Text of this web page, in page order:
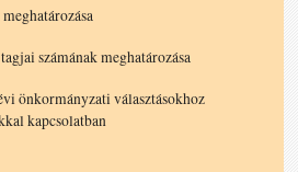
számának meghatározása
önkormányzati választásokhoz
kapcsolatban